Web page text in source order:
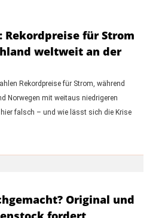
Rekordpreise für Strom
weltweit an der
Rekordpreise für Strom, während
Norwegen mit weitaus niedrigeren
falsch – und wie lässt sich die Krise
Original und